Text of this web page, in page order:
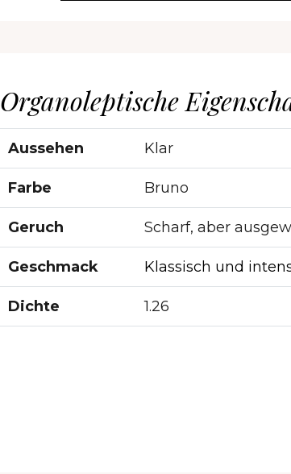
Organoleptische
Aussehen Klar
Farbe Bruno
Geruch Scharf, aber
Geschmack Klassisch und
Dichte 1.26